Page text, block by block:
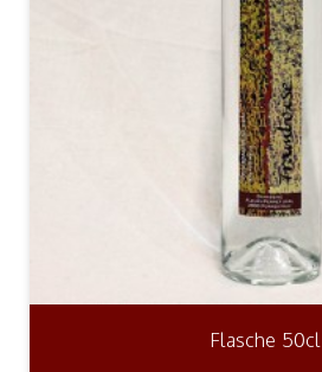
Flasche 50cl